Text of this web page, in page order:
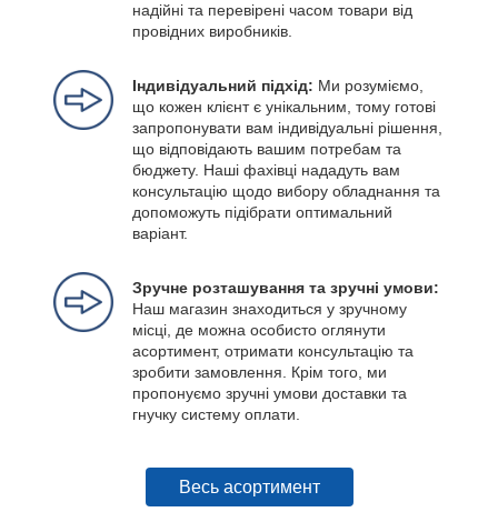
надійні та перевірені часом товари від
провідних виробників.
Індивідуальний підхід: Ми розуміємо,
що кожен клієнт є унікальним, тому готові
запропонувати вам індивідуальні рішення,
що відповідають вашим потребам та
бюджету. Наші фахівці нададуть вам
консультацію щодо вибору обладнання та
допоможуть підібрати оптимальний
варіант.
Зручне розташування та зручні умови:
Наш магазин знаходиться у зручному
місці, де можна особисто оглянути
асортимент, отримати консультацію та
зробити замовлення. Крім того, ми
пропонуємо зручні умови доставки та
гнучку систему оплати.
Весь асортимент